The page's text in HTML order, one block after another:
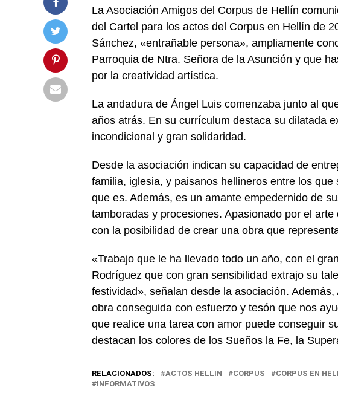
La Asociación Amigos del Corpus de Hellín
del Cartel para los actos del Corpus en Hellín de
Sánchez, «entrañable persona», ampliamente
Parroquia de Ntra. Señora de la Asunción y que
por la creatividad artística.
La andadura de Ángel Luis comenzaba junto al
años atrás. En su currículum destaca su dilatada
incondicional y gran solidaridad.
Desde la asociación indican su capacidad de
familia, iglesia, y paisanos hellineros entre los
que es. Además, es un amante empedernido de
tamboradas y procesiones. Apasionado por el
con la posibilidad de crear una obra que
«Trabajo que le ha llevado todo un año, con el
Rodríguez que con gran sensibilidad extrajo su
festividad», señalan desde la asociación.
obra conseguida con esfuerzo y tesón que nos
que realice una tarea con amor puede conseguir
destacan los colores de los Sueños la Fe, la
RELACIONADOS: ACTOS HELLIN CORPUS CORPUS EN
INFORMATIVOS